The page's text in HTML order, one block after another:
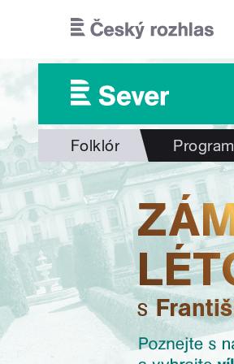
Folklór Program